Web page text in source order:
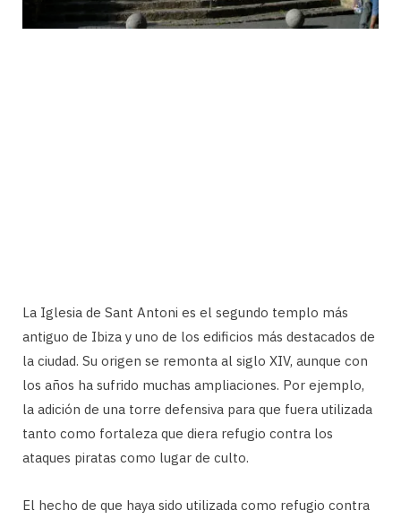
La Iglesia de Sant Antoni es el segundo templo más
antiguo de Ibiza y uno de los edificios más destacados de
la ciudad. Su origen se remonta al siglo XIV, aunque con
los años ha sufrido muchas ampliaciones. Por ejemplo,
la adición de una torre defensiva para que fuera utilizada
tanto como fortaleza que diera refugio contra los
ataques piratas como lugar de culto.
El hecho de que haya sido utilizada como refugio contra